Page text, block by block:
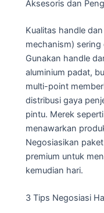
Aksesoris dan
Kualitas handle
mechanism) sering
Gunakan handle
aluminium padat,
multi-point
distribusi gaya
pintu. Merek
menawarkan
Negosiasikan
premium untuk
kemudian hari.
3 Tips Negosiasi